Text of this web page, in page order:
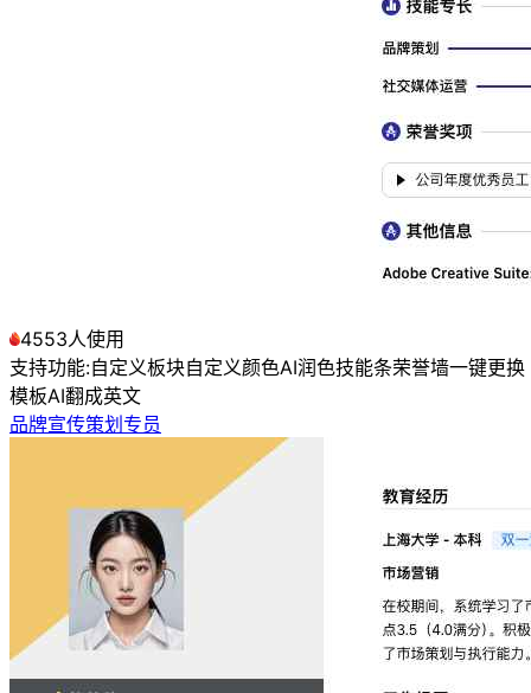
4553人使用
支持功能:自定义板块自定义颜色AI润色技能条荣誉墙一键更换
模板AI翻成英文
品牌宣传策划专员